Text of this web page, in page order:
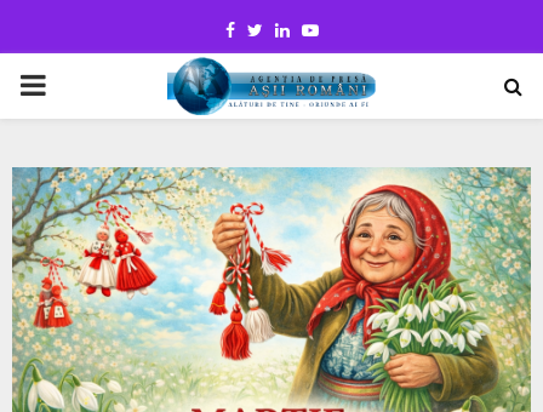
Facebook
TwitterLinkedinYoutube
PRIMARY